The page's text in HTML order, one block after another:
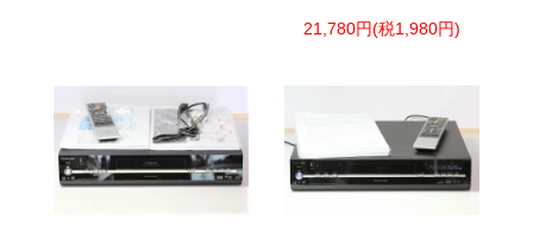
21,780円(税1,980円)